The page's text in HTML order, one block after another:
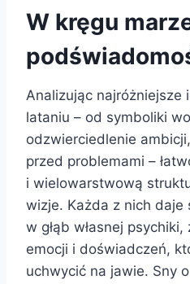
W kręgu
Analizując najróżniejsze
lataniu – od symboliki
odzwierciedlenie
przed problemami –
i wielowarstwową
wizje. Każda z nich daje
w głąb własnej
emocji i doświadczeń,
uchwycić na jawie. Sny